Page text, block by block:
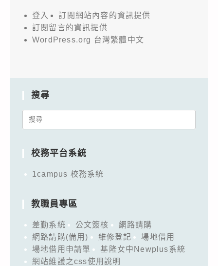
登入
訂閱網站內容的資訊提供
訂閱留言的資訊提供
WordPress.org 台灣繁體中文
搜尋
Search
校務平台系統
1campus 校務系統
教職員專區
差勤系統 公文簽核
網路請購
網路請購(備用)
維修登記
場地借用
場地借用申請單
基隆女中Newplus系統
網站維護之css使用說明